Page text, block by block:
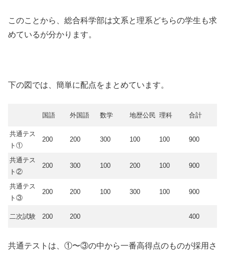
このことから、総合科学部は文系と理系どちらの学生も求
めているが分かります。
下の図では、簡単に配点をまとめています。
国語 外国語 数学 地歴公民 理科 合計
共通テス
ト①
200 200 300 100 100 900
共通テス
ト②
200 300 100 200 100 900
共通テス
ト③
200 200 100 300 100 900
二次試験 200 200 400
共通テストは、①〜③の中から一番高得点のものが採用さ